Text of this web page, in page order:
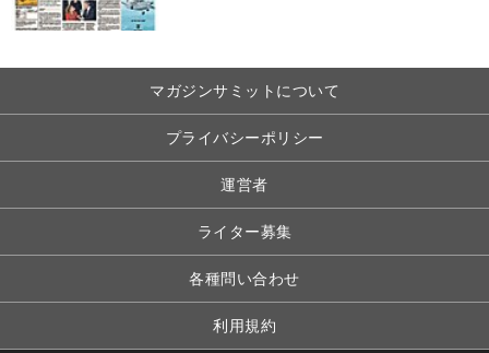
マガジンサミットについて
プライバシーポリシー
運営者
ライター募集
各種問い合わせ
利用規約